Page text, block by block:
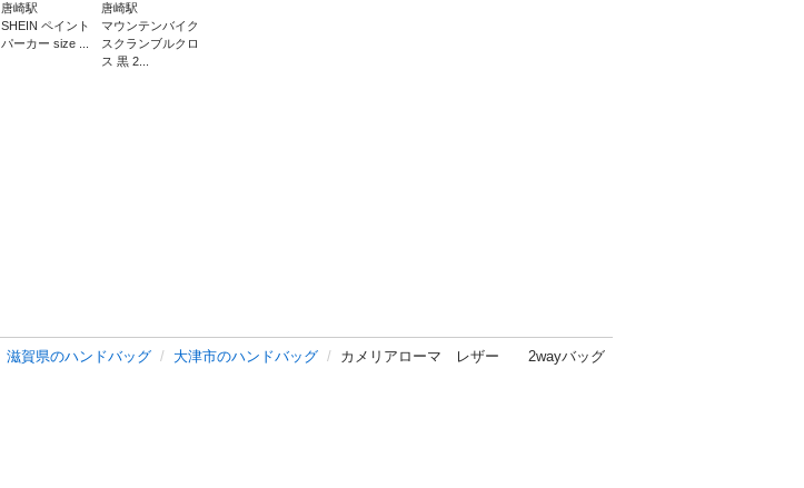
唐崎駅
SHEIN ペイント
パーカー size ...
唐崎駅
マウンテンバイク
スクランブルクロ
ス 黒 2...
滋賀県のハンドバッグ 大津市のハンドバッグ カメリアローマ レザー 2wayバッグ